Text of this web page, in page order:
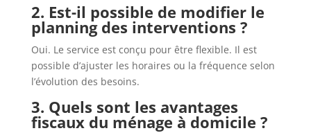
2. Est-il possible de modifier le
planning des interventions ?
Oui. Le service est conçu pour être flexible. Il est
possible d’ajuster les horaires ou la fréquence selon
l’évolution des besoins.
3. Quels sont les avantages
fiscaux du ménage à domicile ?